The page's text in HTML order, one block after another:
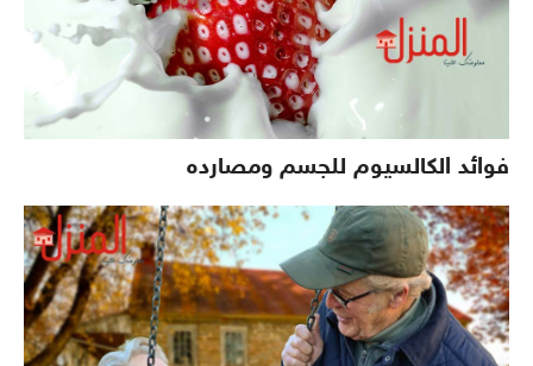
فوائد الكالسيوم للجسم ومصارده